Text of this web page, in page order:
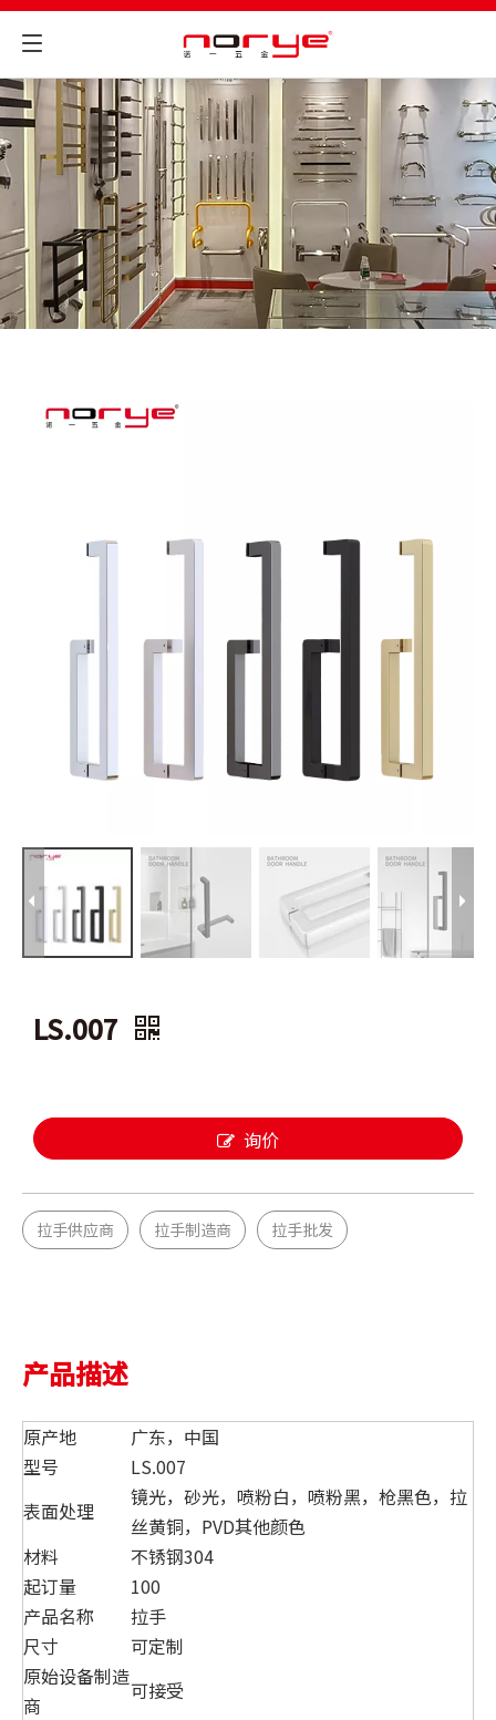
LS.007
询价
拉手供应商 拉手制造商 拉手批发
产品描述
原产地
广东，中国
型号
LS.007
表面处理
镜光，砂光，喷粉白，喷粉黑，枪黑色，拉
丝黄铜，PVD其他颜色
材料
不锈钢304
起订量
100
产品名称
拉手
尺寸
可定制
原始设备制造
商
可接受